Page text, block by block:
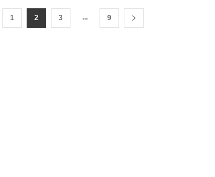
1 2 3 ... 9